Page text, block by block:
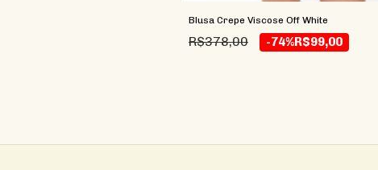
Blusa Crepe Viscose Off White
R$378,00 -74%R$99,00